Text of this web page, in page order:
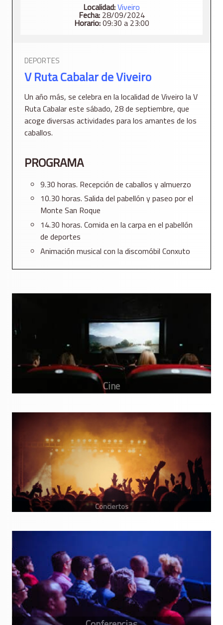
Localidad:Viveiro
Fecha:28/09/2024
Horario:09:30 a 23:00
DEPORTES
V Ruta Cabalar de Viveiro
Un año más, se celebra en la localidad de Viveiro la V
Ruta Cabalar este sábado, 28 de septiembre, que
acoge diversas actividades para los amantes de los
caballos.
PROGRAMA
9.30 horas. Recepción de caballos y almuerzo
10.30 horas. Salida del pabellón y paseo por el
Monte San Roque
14.30 horas. Comida en la carpa en el pabellón
de deportes
Animación musical con la discomóbil Conxuto